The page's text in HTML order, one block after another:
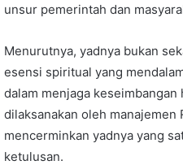
unsur pemerintah dan
Menurutnya, yadnya bukan
esensi spiritual yang
dalam menjaga
dilaksanakan oleh manajemen
mencerminkan yadnya yang
ketulusan.